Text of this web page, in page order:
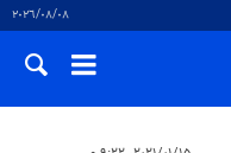
٠٨‏/٠٨‏/٢٠٢٦